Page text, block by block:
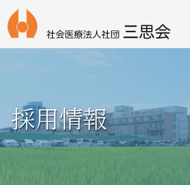
採用情報